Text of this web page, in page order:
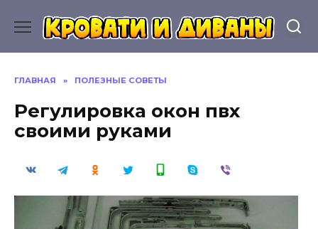
содержанию
ГЛАВНАЯ » ПОЛЕЗНЫЕ СОВЕТЫ
Регулировка окон пвх
своими руками